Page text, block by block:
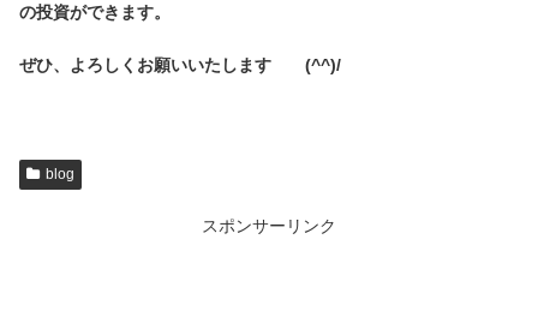
の投資ができます。
ぜひ、よろしくお願いいたします (^^)/
blog
スポンサーリンク